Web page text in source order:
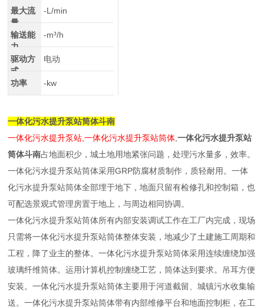
最大流
量
-L/min
输送能
力
-m³/h
驱动方
式
电动
功率 -kw
一体化污水提升泵站筒体斗南
一体化污水提升泵站,一体化污水提升泵站筒体 ,一体化污水提升泵站
筒体斗南占地面积少，城土地用地紧张问题，处理污水量多，效率。
一体化污水提升泵站筒体采用GRP防腐材质制作，质轻耐用。一体
化污水提升泵站筒体全部埋于地下，地面只留有检修孔和控制箱，也
可配选景观式管理房置于地上，与周边相同协调。
一体化污水提升泵站筒体所有内部安装调试工作在工厂内完成，现场
只需将一体化污水提升泵站筒体整体安装，地减少了土建施工周期和
工程，降了业主的整体。一体化污水提升泵站筒体采用连续缠绕加强
玻璃纤维筒体。运用计算机控制缠绕工艺，筒体达到要求。吊耳方便
安装。一体化污水提升泵站筒体主要用于河道截留、城镇污水收集输
送。一体化污水提升泵站筒体带有内部维修平台和地面控制柜，在工